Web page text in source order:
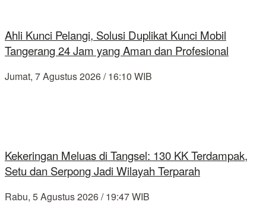
Ahli Kunci Pelangi, Solusi Duplikat Kunci Mobil
Tangerang 24 Jam yang Aman dan Profesional
Jumat, 7 Agustus 2026 / 16:10 WIB
Kekeringan Meluas di Tangsel: 130 KK Terdampak,
Setu dan Serpong Jadi Wilayah Terparah
Rabu, 5 Agustus 2026 / 19:47 WIB